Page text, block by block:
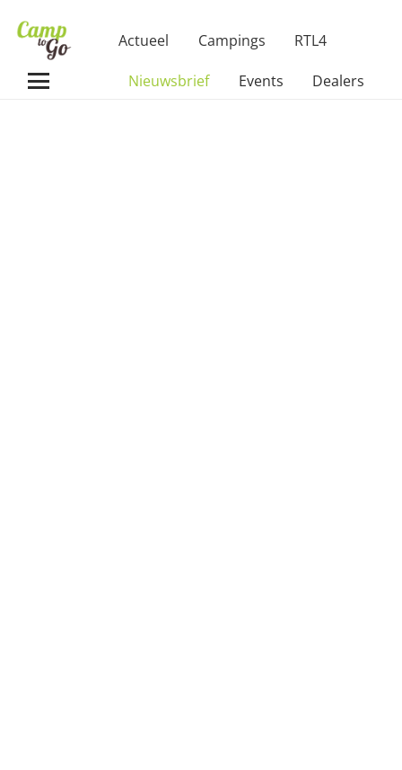
Actueel Campings RTL4
Nieuwsbrief Events Dealers